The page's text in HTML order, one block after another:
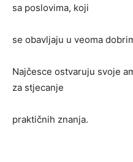
sa poslovima, koji
se obavljaju u veoma
Najčesce ostvaruju svoje
za stjecanje
praktičnih znanja.